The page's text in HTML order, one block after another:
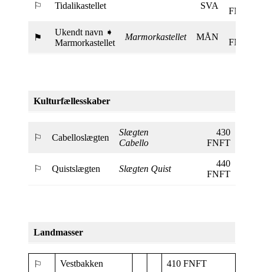
⚐ Tidalikastellet SVA
FNFT
⚑
Ukendt navn ➧
Marmorkastellet
Marmorkastellet MÅN
FNFT
Kulturfællesskaber
⚐ Cabelloslægten
Slægten
Cabello
430
FNFT
⚐ Quistslægten Slægten Quist
440
FNFT
Landmasser
⚐ Vestbakken 410 FNFT